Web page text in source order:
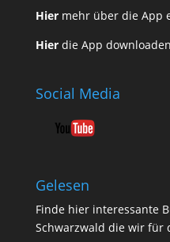
Hiermehr über die App
Hierdie App
Social Media
Gelesen
Finde hierinteressante
Schwarzwald die wir für